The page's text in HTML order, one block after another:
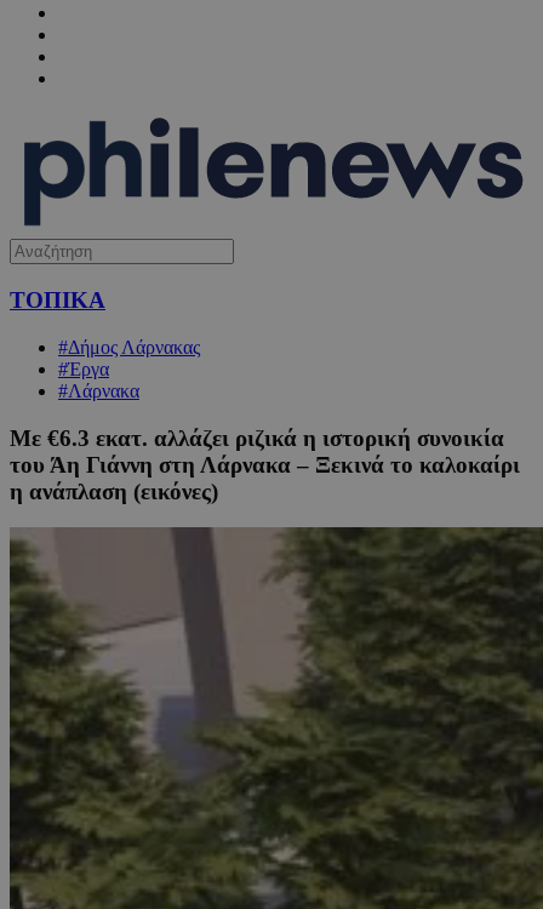
ΤΟΠΙΚΑ
#Δήμος Λάρνακας
#Έργα
#Λάρνακα
Με €6.3 εκατ. αλλάζει ριζικά η ιστορική συνοικία
του Άη Γιάννη στη Λάρνακα – Ξεκινά το καλοκαίρι
η ανάπλαση (εικόνες)